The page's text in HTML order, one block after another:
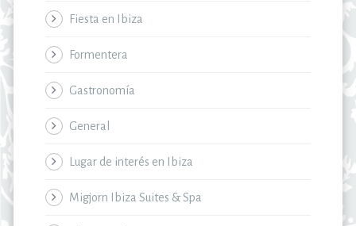
Fiesta en Ibiza
Formentera
Gastronomía
General
Lugar de interés en Ibiza
Migjorn Ibiza Suites & Spa